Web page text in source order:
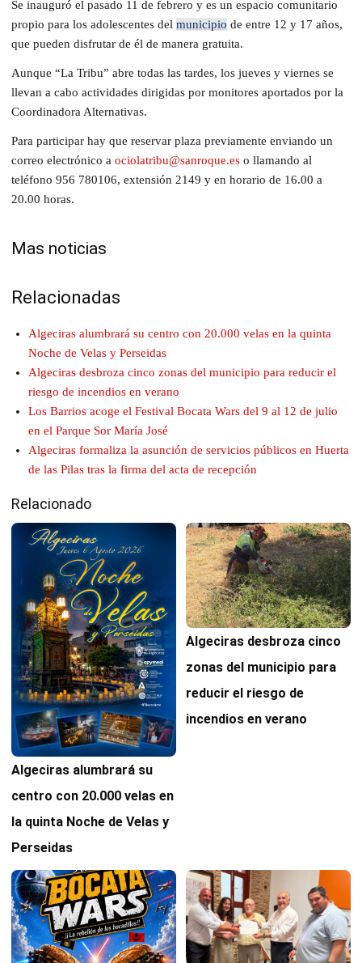
Se inauguró el pasado 11 de febrero y es un espacio comunitario
propio para los adolescentes del municipio de entre 12 y 17 años,
que pueden disfrutar de él de manera gratuita.
Aunque “La Tribu” abre todas las tardes, los jueves y viernes se
llevan a cabo actividades dirigidas por monitores aportados por la
Coordinadora Alternativas.
Para participar hay que reservar plaza previamente enviando un
correo electrónico a ociolatribu@sanroque.es o llamando al
teléfono 956 780106, extensión 2149 y en horario de 16.00 a
20.00 horas.
Mas noticias
Relacionadas
Algeciras alumbrará su centro con 20.000 velas en la quinta
Noche de Velas y Perseidas
Algeciras desbroza cinco zonas del municipio para reducir el
riesgo de incendios en verano
Los Barrios acoge el Festival Bocata Wars del 9 al 12 de julio
en el Parque Sor María José
Algeciras formaliza la asunción de servicios públicos en Huerta
de las Pilas tras la firma del acta de recepción
Relacionado
Algeciras alumbrará su
centro con 20.000 velas en
la quinta Noche de Velas y
Perseidas
Algeciras desbroza cinco
zonas del municipio para
reducir el riesgo de
incendios en verano